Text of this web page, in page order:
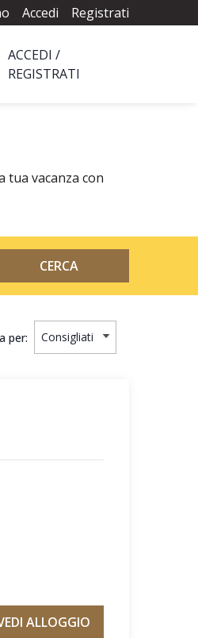
Accedi Registrati
ACCEDI /
REGISTRATI
tua vacanza con
CERCA
per:
ALLOGGIO